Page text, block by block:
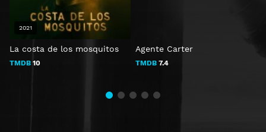
La costa de los mosquitos
TMDB 10
2021
Agente Carter
TMDB 7.4